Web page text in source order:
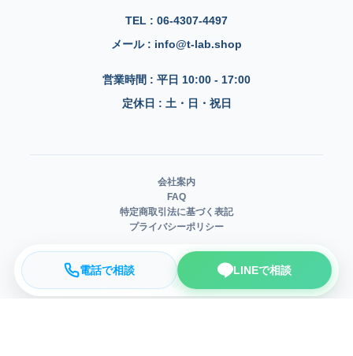
TEL : 06-4307-4497
メール : info@t-lab.shop
営業時間 : 平日 10:00 - 17:00
定休日 : 土・日・祝日
会社案内
FAQ
特定商取引法に基づく表記
プライバシーポリシー
電話で相談 LINEで相談